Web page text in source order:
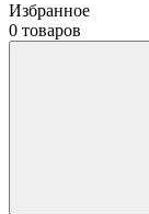
Избранное
0 товаров